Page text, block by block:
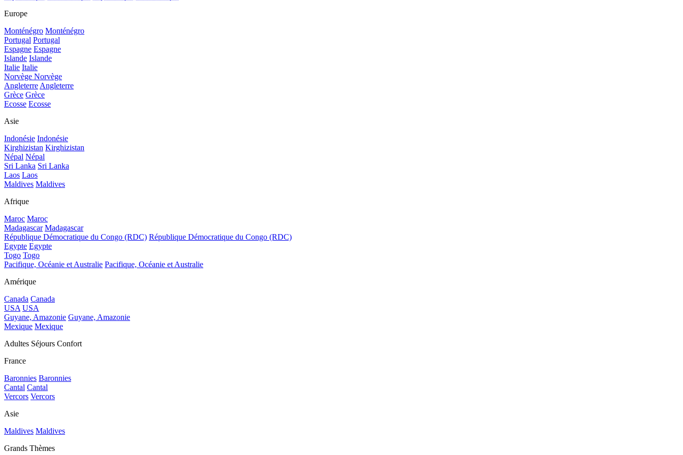
Europe
Monténégro Monténégro
Portugal Portugal
Espagne Espagne
Islande Islande
Italie Italie
Norvège Norvège
AngleterreAngleterre
Grèce Grèce
Ecosse Ecosse
Asie
Indonésie Indonésie
Kirghizistan Kirghizistan
Népal Népal
Sri Lanka Sri Lanka
Laos Laos
Maldives Maldives
Afrique
Maroc Maroc
Madagascar Madagascar
République Démocratique du Congo (RDC) République Démocratique du Congo (RDC)
Egypte Egypte
Togo Togo
Pacifique, Océanie et Australie Pacifique, Océanie et Australie
Amérique
Canada Canada
USA USA
Guyane, Amazonie Guyane, Amazonie
Mexique Mexique
Adultes Séjours Confort
France
Baronnies Baronnies
Cantal Cantal
Vercors Vercors
Asie
Maldives Maldives
Grands Thèmes